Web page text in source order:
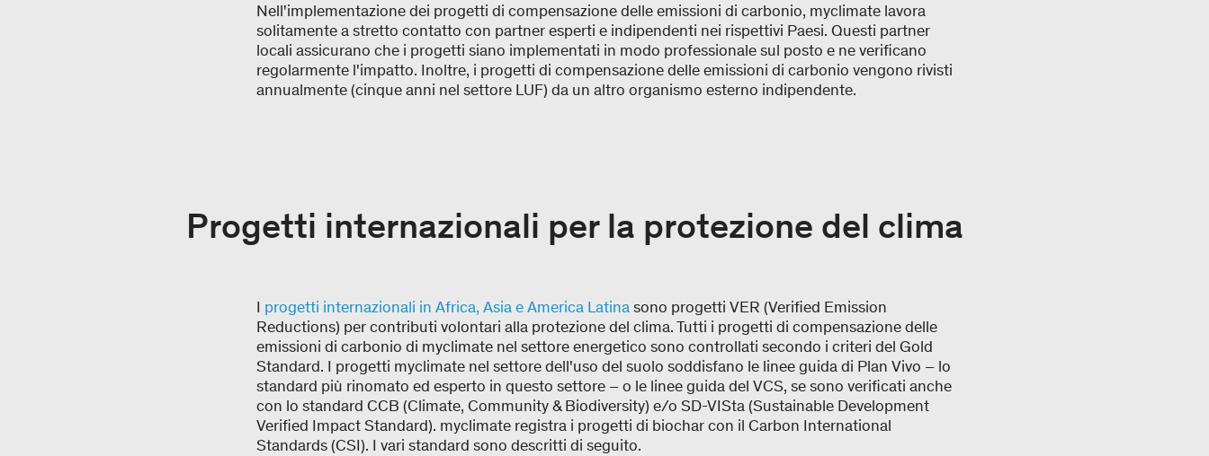
Nell'implementazione dei progetti di compensazione delle emissioni di carbonio, myclimate lavora
solitamente a stretto contatto con partner esperti e indipendenti nei rispettivi Paesi. Questi partner
locali assicurano che i progetti siano implementati in modo professionale sul posto e ne verificano
regolarmente l'impatto. Inoltre, i progetti di compensazione delle emissioni di carbonio vengono rivisti
annualmente (cinque anni nel settore LUF) da un altro organismo esterno indipendente.
Progetti internazionali per la protezione del clima
I progetti internazionali in Africa, Asia e America Latinasono progetti VER (Verified Emission
Reductions) per contributi volontari alla protezione del clima. Tutti i progetti di compensazione delle
emissioni di carbonio di myclimate nel settore energetico sono controllati secondo i criteri del Gold
Standard. I progetti myclimate nel settore dell'uso del suolo soddisfano le linee guida di Plan Vivo – lo
standard più rinomato ed esperto in questo settore – o le linee guida del VCS, se sono verificati anche
con lo standard CCB (Climate, Community & Biodiversity) e/o SD-VISta (Sustainable Development
Verified Impact Standard). myclimate registra i progetti di biochar con il Carbon International
Standards (CSI). I vari standard sono descritti di seguito.